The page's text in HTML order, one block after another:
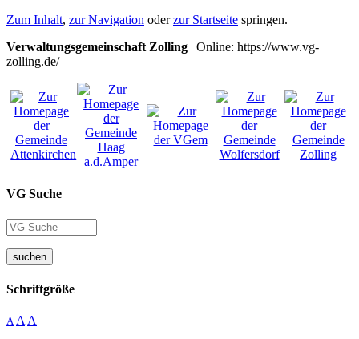
Zum Inhalt, zur Navigation oderzur Startseite springen.
Verwaltungsgemeinschaft Zolling | Online: https://www.vg-
zolling.de/
VG Suche
suchen
Schriftgröße
A A A